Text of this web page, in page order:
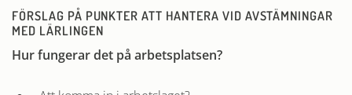
FÖRSLAG PÅ PUNKTER ATT HANTERA VID AVSTÄMNINGAR
MED LÄRLINGEN
Hur fungerar det på arbetsplatsen?